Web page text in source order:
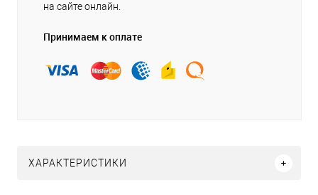
на сайте онлайн.
Принимаем к оплате
ХАРАКТЕРИСТИКИ